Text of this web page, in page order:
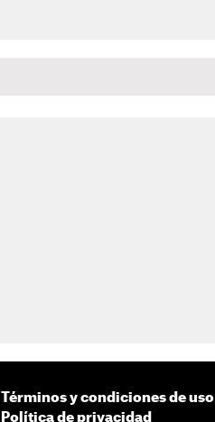
Términos y condiciones de uso
Política de privacidad